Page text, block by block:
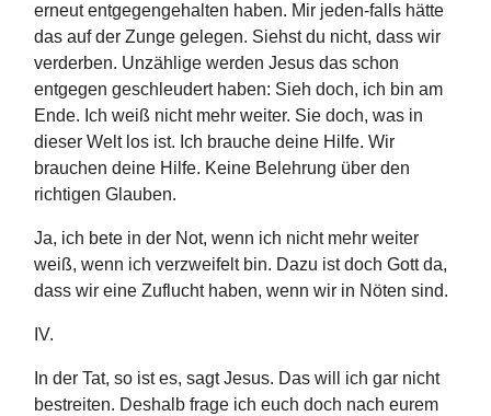
erneut entgegengehalten haben. Mir jeden-falls hätte
das auf der Zunge gelegen. Siehst du nicht, dass wir
verderben. Unzählige werden Jesus das schon
entgegen geschleudert haben: Sieh doch, ich bin am
Ende. Ich weiß nicht mehr weiter. Sie doch, was in
dieser Welt los ist. Ich brauche deine Hilfe. Wir
brauchen deine Hilfe. Keine Belehrung über den
richtigen Glauben.
Ja, ich bete in der Not, wenn ich nicht mehr weiter
weiß, wenn ich verzweifelt bin. Dazu ist doch Gott da,
dass wir eine Zuflucht haben, wenn wir in Nöten sind.
IV.
In der Tat, so ist es, sagt Jesus. Das will ich gar nicht
bestreiten. Deshalb frage ich euch doch nach eurem